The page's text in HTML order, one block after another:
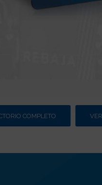
COMPLETO